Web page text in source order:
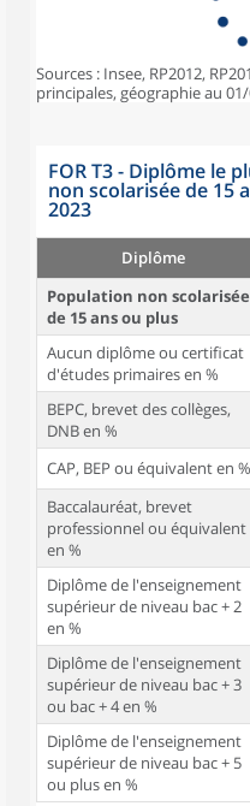
Sources : Insee, RP2012,
principales, géographie au
FOR T3 - Diplôme le
non scolarisée de 15
2023
Diplôme
Population non scolarisée
de 15 ans ou plus
Aucun diplôme ou certificat
d'études primaires en %
BEPC, brevet des collèges,
DNB en %
CAP, BEP ou équivalent en %
Baccalauréat, brevet
professionnel ou équivalent
en %
Diplôme de l'enseignement
supérieur de niveau bac + 2
en %
Diplôme de l'enseignement
supérieur de niveau bac + 3
ou bac + 4 en %
Diplôme de l'enseignement
supérieur de niveau bac + 5
ou plus en %